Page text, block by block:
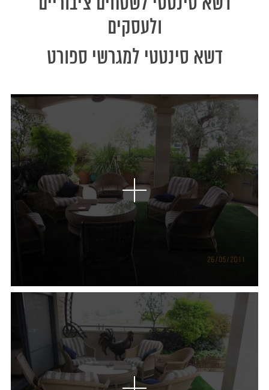
ולעסקים
דשא סינטטי למגרשי ספורט